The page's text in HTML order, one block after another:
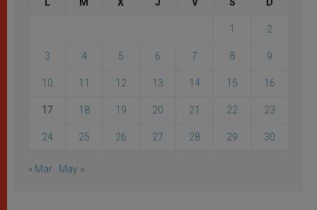
L M X J V S D
1 2
3 4 5 6 7 8 9
10 11 12 13 14 15 16
17 18 19 20 21 22 23
24 25 26 27 28 29 30
« Mar May »